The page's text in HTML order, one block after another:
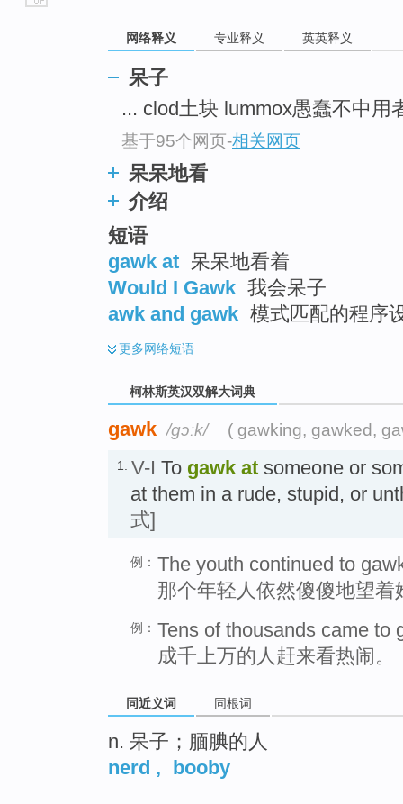
网络释义 专业释义 英英释义
呆子
... clod土块 lummox愚蠢不中用
基于95个网页-相关网页
呆呆地看
介绍
短语
gawk at 呆呆地看着
Would I Gawk 我会呆子
awk and gawk 模式匹配的程序
更多网络短语
柯林斯英汉双解大词典
gawk /ɡɔːk/ ( gawking, gawked,
1. V-I To gawk at someone or
at them in a rude, stupid, or
式]
例： The youth continued to
那个年轻人依然傻傻地望着
例： Tens of thousands came to
成千上万的人赶来看热闹。
同近义词 同根词
n. 呆子；腼腆的人
nerd , booby